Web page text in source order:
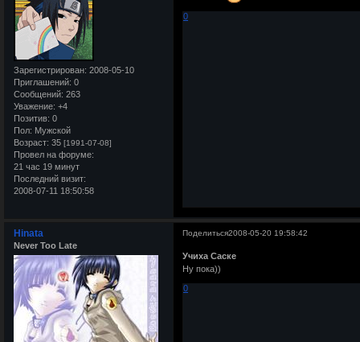
Зарегистрирован: 2008-05-10
Приглашений: 0
Сообщений: 263
Уважение: +4
Позитив: 0
Пол: Мужской
Возраст: 35 [1991-07-08]
Провел на форуме:
21 час 19 минут
Последний визит:
2008-07-11 18:50:58
0
Поделиться2008-05-20 19:58:42
Hinata
Never Too Late
Учиха Саске
Ну пока))
0